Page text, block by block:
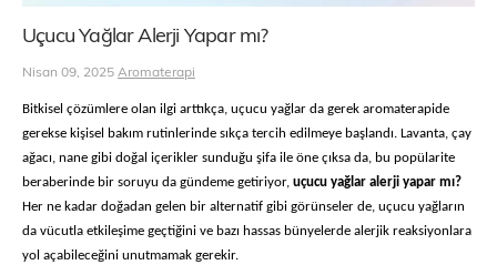
Uçucu Yağlar Alerji Yapar mı?
Nisan 09, 2025Aromaterapi
Bitkisel çözümlere olan ilgi arttıkça, uçucu yağlar da gerek aromaterapide
gerekse kişisel bakım rutinlerinde sıkça tercih edilmeye başlandı. Lavanta, çay
ağacı, nane gibi doğal içerikler sunduğu şifa ile öne çıksa da, bu popülarite
beraberinde bir soruyu da gündeme getiriyor, uçucu yağlar alerji yapar mı?
Her ne kadar doğadan gelen bir alternatif gibi görünseler de, uçucu yağların
da vücutla etkileşime geçtiğini ve bazı hassas bünyelerde alerjik reaksiyonlara
yol açabileceğini unutmamak gerekir.